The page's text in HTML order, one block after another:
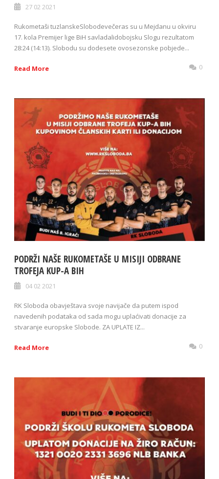
27 02 2021
Rukometaši tuzlanskeSlobodevečeras su u Mejdanu u okviru
17. kola Premijer lige BiH savladalidobojsku Slogu rezultatom
28:24 (14:13). Slobodu su dodesete ovosezonske pobjede...
Read More 0
PODRŽI NAŠE RUKOMETAŠE U MISIJI ODBRANE
TROFEJA KUP-A BIH
04 02 2021
RK Sloboda obavještava svoje navijače da putem ispod
navedenih podataka od sada mogu uplaćivati donacije za
stvaranje europske Slobode. ZA UPLATE IZ...
Read More 0